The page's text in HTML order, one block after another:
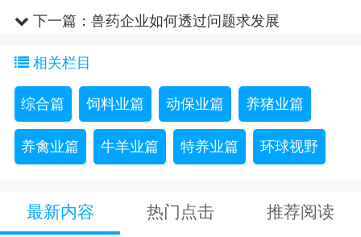
下一篇： 兽药企业如何透过问题求发展
相关栏目
综合篇 饲料业篇 动保业篇 养猪业篇
养禽业篇 牛羊业篇 特养业篇 环球视野
最新内容 热门点击 推荐阅读